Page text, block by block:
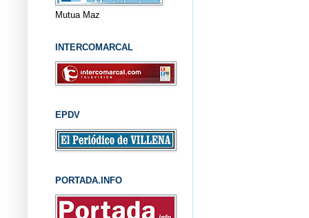
Mutua Maz
INTERCOMARCAL
EPDV
PORTADA.INFO